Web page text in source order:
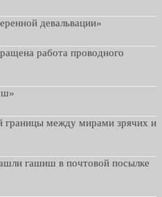
девальвации»
работа проводного
границы между мирами зрячих и
гашиш в почтовой посылке